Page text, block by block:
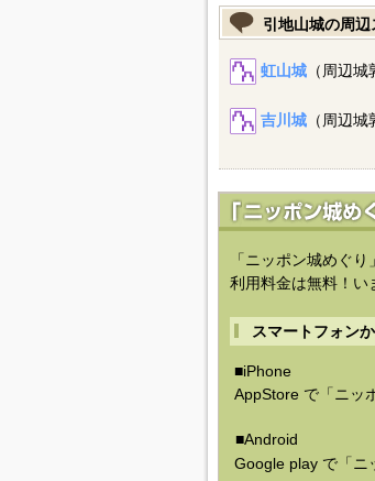
引地山城の周
虹山城（周辺城
吉川城（周辺城
「ニッポン城めぐ
利用料金は無料！い
スマートフォン
■iPhone
AppStore で「ニッ
■Android
Google play で「ニ